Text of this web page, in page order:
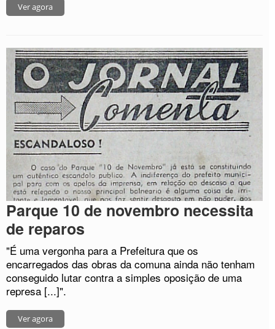
Ver agora
Parque 10 de novembro necessita
de reparos
"É uma vergonha para a Prefeitura que os
encarregados das obras da comuna ainda não tenham
conseguido lutar contra a simples oposição de uma
represa [...]".
Ver agora